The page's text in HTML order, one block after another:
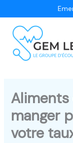
au
contenu
Aliments
manger
votre